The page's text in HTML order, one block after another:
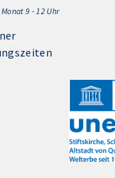
9 - 12 Uhr